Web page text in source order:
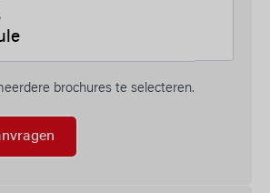
brochures te selecteren.